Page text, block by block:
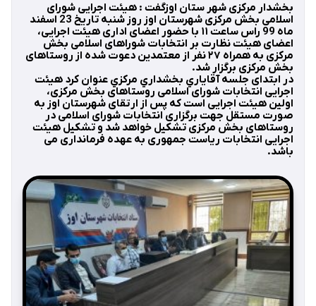
بخشدار مرکزی شهر ستان ا‌وزگفت : هیئت اجرایی شورای
اسلامی بخش مرکزی شهرستان اوز روز شنبه تاریخ 23 اسفند
ماه 99 راس ساعت ۱۱ با حضور اعضای اداری هیئت اجرایی،
اعضای هیئت نظارت بر انتخابات شوراهای اسلامی بخش
مرکزی به همراه ۲۷ نفر از معتمدین دعوت شده از روستاهای
بخش مرکزی برگزار شد.
در ابتدای جلسه آقاياري بخشداري مركزي عنوان كرد هیئت
اجرایی انتخابات شورای اسلامی روستاهای بخش مرکزی،
اولین هیئت اجرایی است که پس از ارتقای شهرستان اوز به
صورت مستقل جهت برگزاری انتخابات شورای اسلامی در
روستاهای بخش مرکزی تشکیل خواهد شد و تشکیل هیئت
اجرایی انتخابات ریاست جمهوری به عهده فرمانداری می
باشد.